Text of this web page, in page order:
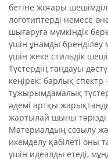
бетіне жоғары
логотиптерді немесе
шығаруға мүмкіндік
үшін ұнамды бренділеу
үшін жеке стильдік
Түстердің таңдауы
кеңірек: барлық спектр
тұжырымдамалық
әдемі артқы
жартылай шыны тәрізді
Материалдың созылу
икемделу қабілеті оны
үшін идеалды етеді,